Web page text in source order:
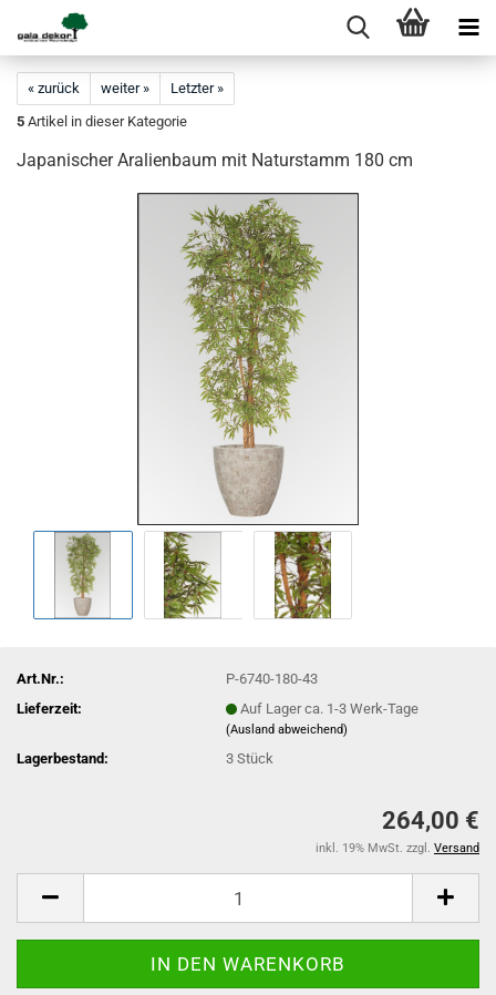
« zurück weiter »
Letzter »
5 Artikel in dieser Kategorie
Japanischer Aralienbaum mit Naturstamm 180 cm
Art.Nr.:
P-6740-180-43
Lieferzeit:
Auf Lager ca. 1-3 Werk-Tage
(Ausland abweichend)
Lagerbestand: 3Stück
264,00 €
inkl. 19% MwSt. zzgl. Versand